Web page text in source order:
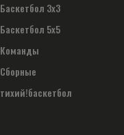
Баскетбол 3х3
Баскетбол 5х5
Команды
Сборные
тихий!баскетбол